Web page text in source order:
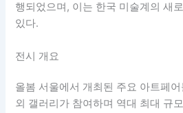
행되었으며, 이는 한국 미술계의 새
있다.
전시 개요
올봄 서울에서 개최된 주요 아트페
외 갤러리가 참여하며 역대 최대 규